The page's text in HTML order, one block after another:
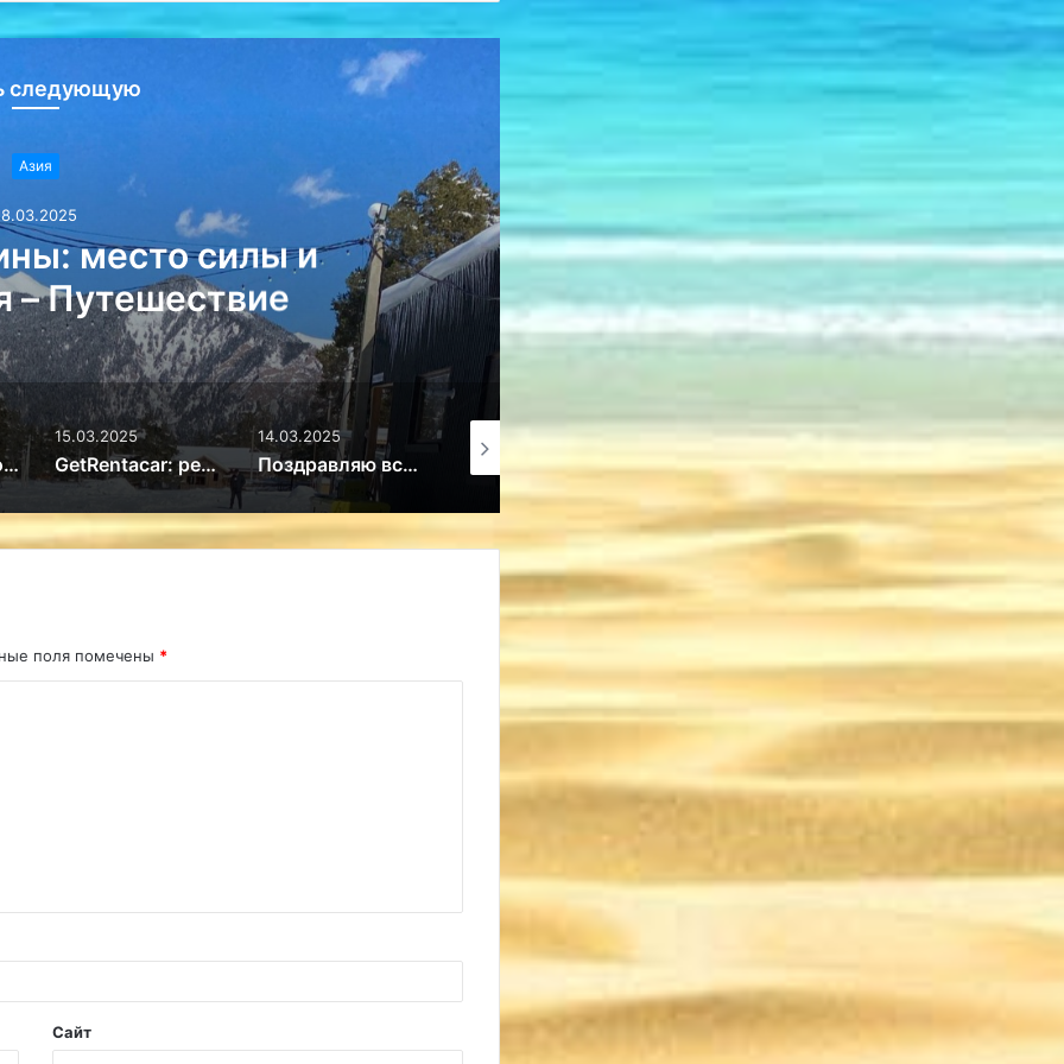
следующую
Азия
почему
ценить игрушки –
GetRentacar: решение
вопроса в любом
вопроса в любом уголке планеты – Путешествие
14.03.2025
Поздравляю всех женщин с 8 марта! – Путешествие
14.03.2025
Как выбрать отель в Иркутске? Советы для комфортного отдыха – Путешествие
14.03.2025
Отель с бассейном в Пересыпи – Путешествие
14.03.2025
Дубай – рай для путешественников – Путешествие
поля помечены *
Сайт